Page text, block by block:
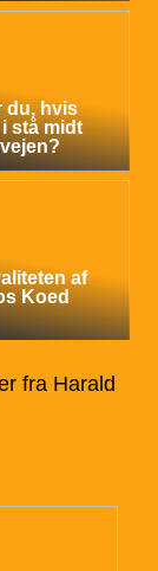
du, hvis
stå midt
af
Koed
fra Harald